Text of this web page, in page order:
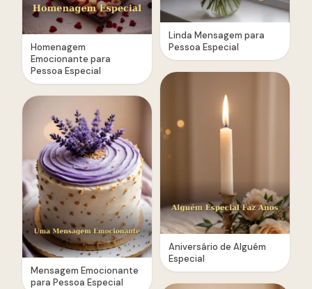
Homenagem
Emocionante para
Pessoa Especial
Mensagem Emocionante
para Pessoa Especial
Linda Mensagem para
Pessoa Especial
Aniversário de Alguém
Especial